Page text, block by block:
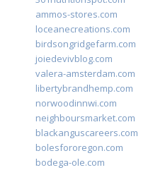
ammos-stores.com
loceanecreations.com
birdsongridgefarm.com
joiedevivblog.com
valera-amsterdam.com
libertybrandhemp.com
norwoodinnwi.com
neighboursmarket.com
blackanguscareers.com
bolesfororegon.com
bodega-ole.com